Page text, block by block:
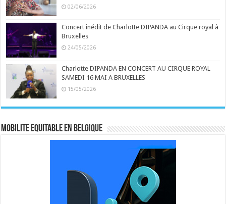
02/06/2026
Concert inédit de Charlotte DIPANDA au Cirque royal à
Bruxelles
24/05/2026
Charlotte DIPANDA EN CONCERT AU CIRQUE ROYAL
SAMEDI 16 MAI A BRUXELLES
15/05/2026
MOBILITE EQUITABLE EN BELGIQUE